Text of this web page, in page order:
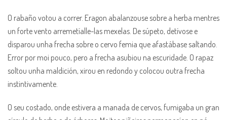
O rabaño votou a correr. Eragon abalanzouse sobre a herba mentres
un forte vento arremetíalle-las mexelas. De súpeto, detívose e
disparou unha frecha sobre o cervo femia que afastábase saltando.
Error por moi pouco, pero a frecha asubiou na escuridade. O rapaz
soltou unha maldición, xirou en redondo y colocou outra frecha
instintivamente.
O seu costado, onde estivera a manada de cervos, fumigaba un gran